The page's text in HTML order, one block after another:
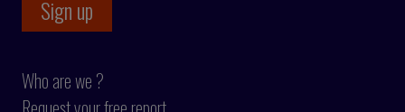
Who are we ?